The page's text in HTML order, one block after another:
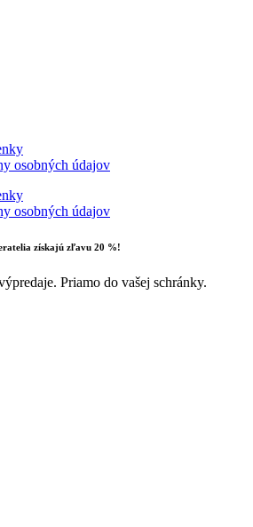
osobných údajov
osobných údajov
získajú zľavu 20 %!
Priamo do vašej schránky.